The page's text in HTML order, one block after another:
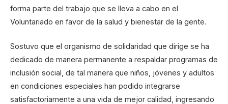
forma parte del trabajo que se lleva a cabo en el
Voluntariado en favor de la salud y bienestar de la gente.
Sostuvo que el organismo de solidaridad que dirige se ha
dedicado de manera permanente a respaldar programas de
inclusión social, de tal manera que niños, jóvenes y adultos
en condiciones especiales han podido integrarse
satisfactoriamente a una vida de mejor calidad, ingresando